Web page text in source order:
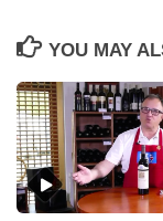
YOU MAY